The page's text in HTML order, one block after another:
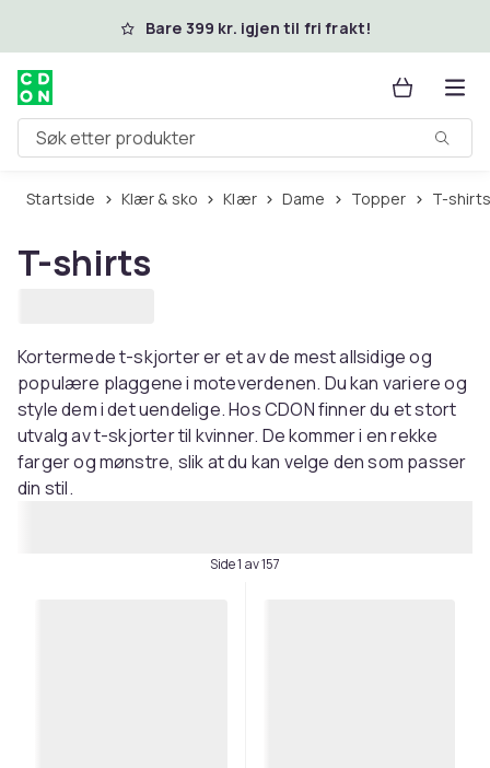
Hopp til hovedinnholdBare 399 kr. igjen til fri frakt!
Søk etter produkter
Startside Klær & sko Klær Dame Topper T-shirts
T-shirts
Kortermede t-skjorter er et av de mest allsidige og
populære plaggene i moteverdenen. Du kan variere og
style dem i det uendelige. Hos CDON finner du et stort
utvalg av t-skjorter til kvinner. De kommer i en rekke
farger og mønstre, slik at du kan velge den som passer
din stil.
Side 1 av 157